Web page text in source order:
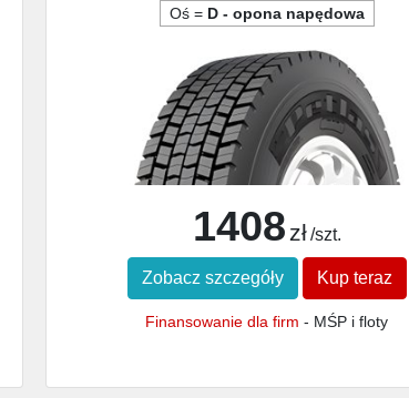
Oś = D - opona napędowa
1408 zł/szt.
Zobacz szczegóły Kup teraz
Finansowanie dla firm - MŚP i floty